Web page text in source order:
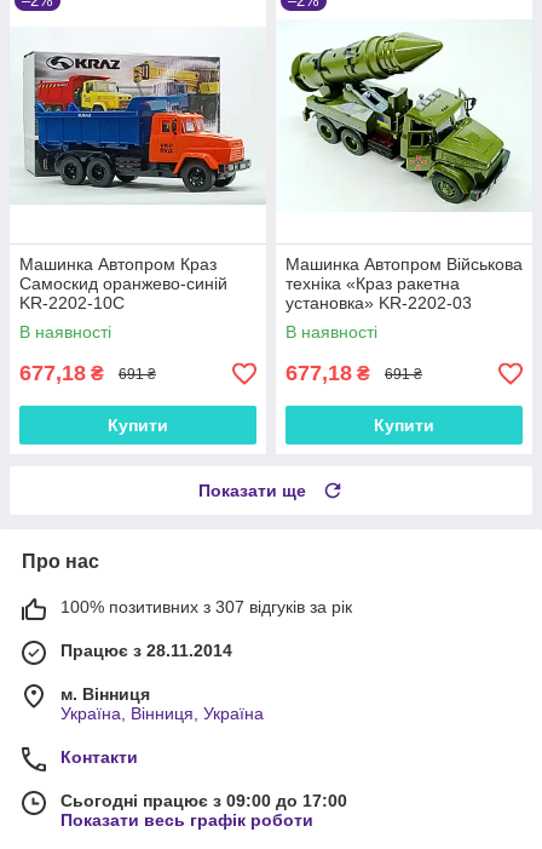
Машинка Автопром Краз
Самоскид оранжево-синій
KR-2202-10C
В наявності
677,18 ₴ 691 ₴
Купити
Машинка Автопром Військова
техніка «Краз ракетна
установка» KR-2202-03
В наявності
677,18 ₴ 691 ₴
Купити
Показати ще
Про нас
100% позитивних з 307 відгуків за рік
Працює з 28.11.2014
м. Вінниця
Україна, Вінниця, Україна
Контакти
Сьогодні працює з 09:00 до 17:00
Показати весь графік роботи